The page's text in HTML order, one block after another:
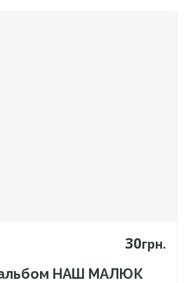
30грн.
НАШ МАЛЮК